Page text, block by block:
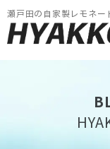
瀬戸田の自家製レモネー